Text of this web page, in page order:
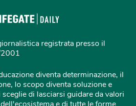
registrata presso il
diventa determinazione, il
lo scopo diventa soluzione e
di lasciarsi guidare da valori